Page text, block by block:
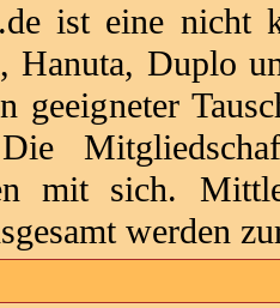
ist eine nicht
Hanuta, Duplo
geeigneter
mit sich.
werden